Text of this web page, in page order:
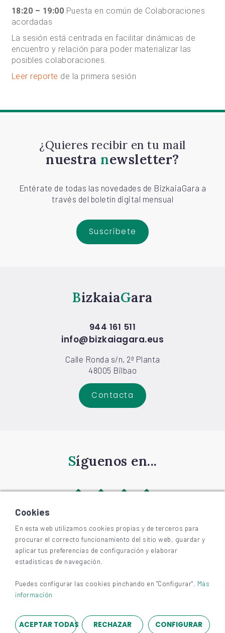
18:20 – 19:00 Puesta en común de Colaboraciones
acordadas
La sesión está centrada en facilitar dinámicas de
encuentro y relación para poder materializar las
posibles colaboraciones.
Leer reporte de la primera sesión
¿Quieres recibir en tu mail
nuestra newsletter?
Entérate de todas las novedades de BizkaiaGara a
través del boletín digital mensual
Suscríbete
Bizkaia Gara
944 161 511
info@bizkaiagara.eus
Calle Ronda s/n, 2ª Planta
48005 Bilbao
Contacta
Síguenos en...
©2026 BIZKAIAGARA
Accesibilidad
Aviso legal y privacidad
Cookies
En esta web utilizamos cookies propias y de terceros para
procurar el correcto funcionamiento del sitio web, guardar y
aplicar tus preferencias de configuración y elaborar
estadísticas de navegación.
Puedes configurar las cookies pinchando en "Configurar". Más
información
ACEPTAR TODAS RECHAZAR CONFIGURAR